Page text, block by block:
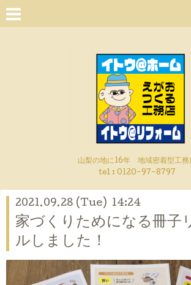
山梨の地に16年 地域密着型工務
tel : 0120-97-8797
2021.09.28 (Tue) 14:24
家づくりためになる冊子
ルしました！